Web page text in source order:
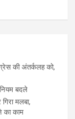
की अंतर्कलह को,
बदले
मलबा,
का काम